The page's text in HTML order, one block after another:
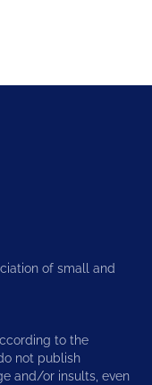
of small and
to the
not publish
and/or insults, even